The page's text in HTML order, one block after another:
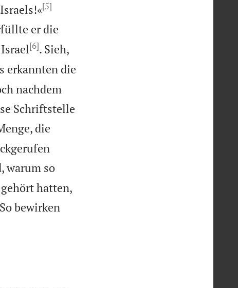
[5]
er die
[6]. Sieh,
erkannten die
nachdem
Schriftstelle
die
warum so
hatten,
bewirken